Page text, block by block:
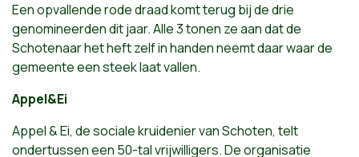
Een opvallende rode draad komt terug bij de drie
genomineerden dit jaar. Alle 3 tonen ze aan dat de
Schotenaar het heft zelf in handen neemt daar waar de
gemeente een steek laat vallen.
Appel&Ei
Appel & Ei, de sociale kruidenier van Schoten, telt
ondertussen een 50-tal vrijwilligers. De organisatie